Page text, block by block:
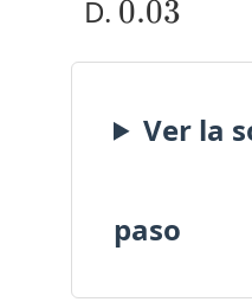
0.03
Ver la
paso